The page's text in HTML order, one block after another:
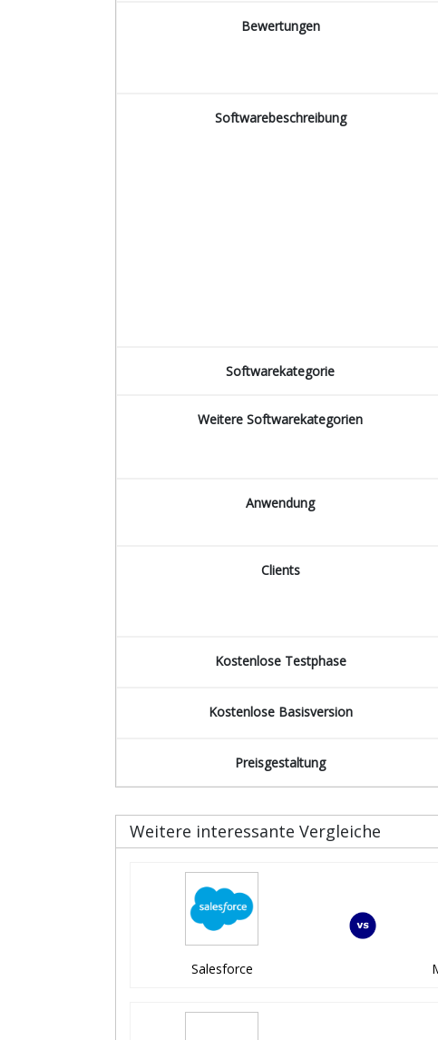
Bewertungen
Softwarebeschreibung
Softwarekategorie
Weitere Softwarekategorien
Anwendung
Clients
Kostenlose Testphase
Kostenlose Basisversion
Preisgestaltung
Weitere interessante Vergleiche
Salesforce